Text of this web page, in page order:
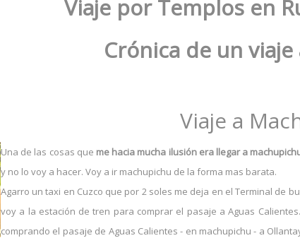
Viaje por Templos en
Crónica de un viaje
Viaje a
Una de las cosas que me hacia mucha ilusión era llegar a
y no lo voy a hacer. Voy a ir machupichu de la forma mas barata.
Agarro un taxi en Cuzco que por 2 soles me deja en el Terminal de
voy a la estación de tren para comprar el pasaje a Aguas
comprando el pasaje de Aguas Calientes - en machupichu - a